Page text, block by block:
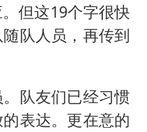
但这19个字很快
队人员，再传到
队友们已经习惯
表达。更在意的